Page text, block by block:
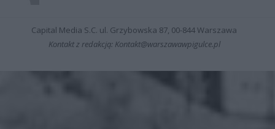
Capital Media S.C. ul. Grzybowska 87, 00-844 Warszawa
Kontakt z redakcją: Kontakt@warszawawpigulce.pl